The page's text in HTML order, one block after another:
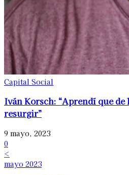
Capital Social
Iván Korsch: “Aprendí que de
resurgir”
9 mayo, 2023
0
<
mayo 2023